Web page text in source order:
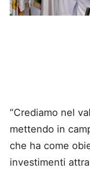
“Crediamo nel
mettendo in
che ha come
investimenti